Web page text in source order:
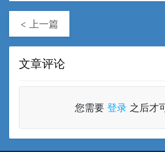
< 上一篇
文章评论
您需要 登录 之后才